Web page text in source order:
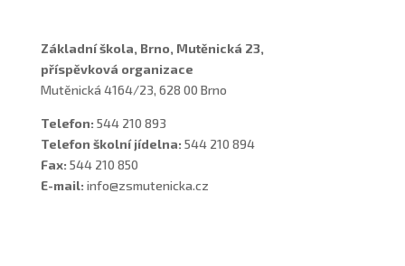
Základní škola, Brno, Mutěnická 23,
příspěvková organizace
Mutěnická 4164/23, 628 00 Brno
Telefon: 544 210 893
Telefon školní jídelna: 544 210 894
Fax: 544 210 850
E-mail: info@zsmutenicka.cz